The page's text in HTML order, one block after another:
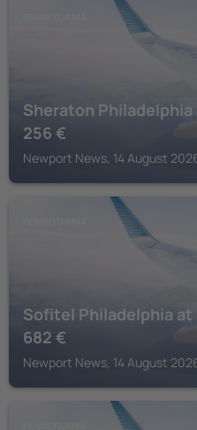
Sheraton
256 €
Newport News, 14 August
Sofitel Philadelphia
682 €
Newport News, 14 August